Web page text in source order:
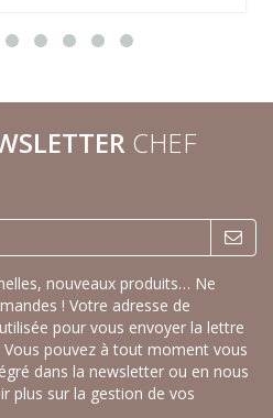
CHEF
nouveaux produits… Ne
! Votre adresse de
pour vous envoyer la lettre
Vous pouvez à tout moment vous
dans la newsletter ou en nous
plus sur la gestion de vos